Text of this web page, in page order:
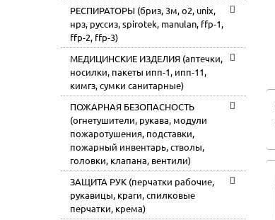
РЕСПИРАТОРЫ (бриз, 3м, o2, unix,
нрз, руссиз, spirotek, manulan, ffp-1,
ffp-2, ffp-3)
МЕДИЦИНСКИЕ ИЗДЕЛИЯ (аптечки,
носилки, пакеты ипп-1, ипп-11,
кимгз, сумки санитарные)
ПОЖАРНАЯ БЕЗОПАСНОСТЬ
(огнетушители, рукава, модули
пожаротушения, подставки,
пожарный инвентарь, стволы,
головки, клапана, вентили)
ЗАЩИТА РУК (перчатки рабочие,
рукавицы, краги, спилковые
перчатки, крема)